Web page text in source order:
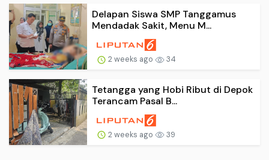
Delapan Siswa SMP Tanggamus
Mendadak Sakit, Menu M...
2 weeks ago 34
Tetangga yang Hobi Ribut di Depok
Terancam Pasal B...
2 weeks ago 39